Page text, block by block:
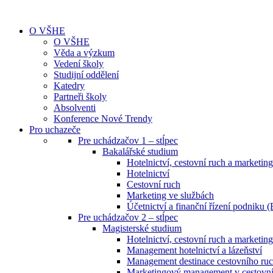
O VŠHE
O VŠHE
Věda a výzkum
Vedení školy
Studijní oddělení
Katedry
Partneři školy
Absolventi
Konference Nové Trendy
Pro uchazeče
Pre uchádzačov 1 – stĺpec
Bakalářské studium
Hotelnictví, cestovní ruch a
Hotelnictví
Cestovní ruch
Marketing ve službách
Účetnictví a finanční řízení podniku
Pre uchádzačov 2 – stĺpec
Magisterské studium
Hotelnictví, cestovní ruch a
Management hotelnictví a lázeňství
Management destinace cestovního